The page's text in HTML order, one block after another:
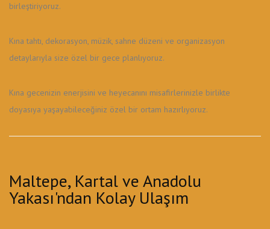
birleştiriyoruz.
Kına tahtı, dekorasyon, müzik, sahne düzeni ve organizasyon
detaylarıyla size özel bir gece planlıyoruz.
Kına gecenizin enerjisini ve heyecanını misafirlerinizle birlikte
doyasıya yaşayabileceğiniz özel bir ortam hazırlıyoruz.
Maltepe, Kartal ve Anadolu
Yakası'ndan Kolay Ulaşım